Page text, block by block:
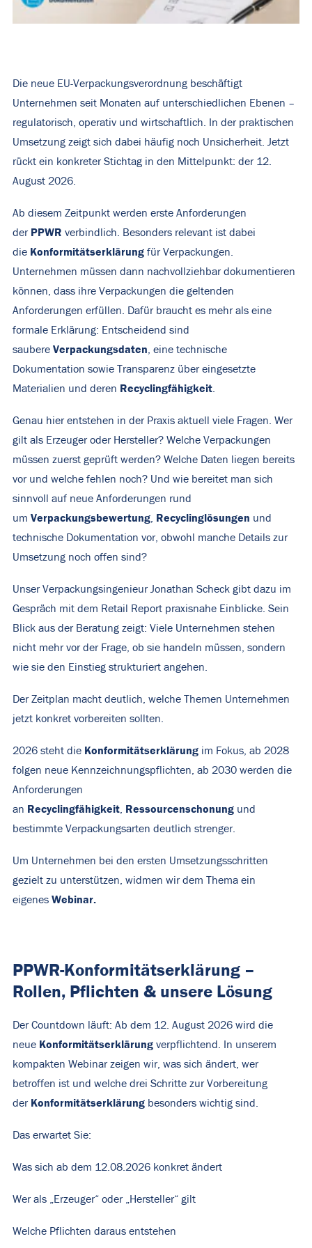
Die neue EU-Verpackungsverordnung beschäftigt
Unternehmen seit Monaten auf unterschiedlichen Ebenen –
regulatorisch, operativ und wirtschaftlich. In der praktischen
Umsetzung zeigt sich dabei häufig noch Unsicherheit.
Jetzt
rückt ein konkreter Stichtag in den Mittelpunkt: der 12.
August 2026.
Ab diesem Zeitpunkt werden erste Anforderungen
der PPWR verbindlich. Besonders relevant ist dabei
die Konformitätserklärung für Verpackungen.
Unternehmen müssen dann nachvollziehbar dokumentieren
können, dass ihre Verpackungen die geltenden
Anforderungen erfüllen. Dafür braucht es mehr als eine
formale Erklärung: Entscheidend sind
saubere Verpackungsdaten , eine technische
Dokumentation sowie Transparenz über eingesetzte
Materialien und deren Recyclingfähigkeit
Genau hier entstehen in der Praxis aktuell viele Fragen. Wer
gilt als Erzeuger oder Hersteller? Welche Verpackungen
müssen zuerst geprüft werden? Welche Daten liegen bereits
vor und welche fehlen noch? Und wie bereitet man sich
sinnvoll auf neue Anforderungen rund
um Verpackungsbewertung Recyclinglösungen und
technische Dokumentation vor, obwohl manche Details zur
Umsetzung noch offen sind?
Unser Verpackungsingenieur Jonathan Scheck gibt dazu im
Gespräch mit dem Retail Report praxisnahe Einblicke. Sein
Blick aus der Beratung zeigt: Viele Unternehmen stehen
nicht mehr vor der Frage, ob sie handeln müssen, sondern
wie sie den Einstieg strukturiert angehen.
Der Zeitplan macht deutlich, welche Themen Unternehmen
jetzt konkret vorbereiten sollten.
2026 steht die Konformitätserklärung im Fokus, ab 2028
folgen neue Kennzeichnungspflichten, ab 2030 werden die
Anforderungen
an Recyclingfähigkeit Ressourcenschonung und
bestimmte Verpackungsarten deutlich strenger.
Um Unternehmen bei den ersten Umsetzungsschritten
gezielt zu unterstützen, widmen wir dem Thema ein
eigenes Webinar.
PPWR-Konformitätserklärung –
Rollen, Pflichten & unsere Lösung
Der Countdown läuft: Ab dem 12. August 2026 wird die
neue Konformitätserklärung verpflichtend. In unserem
kompakten Webinar zeigen wir, was sich ändert, wer
betroffen ist und welche drei Schritte zur Vorbereitung
der Konformitätserklärung besonders wichtig sind.
Das erwartet Sie:
Was sich ab dem 12.08.2026 konkret ändert
Wer als „Erzeuger“ oder „Hersteller“ gilt
Welche Pflichten daraus entstehen